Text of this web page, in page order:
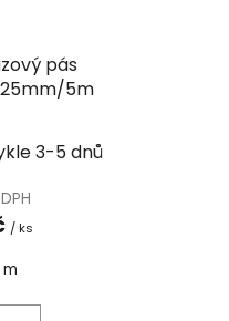
pás
5m
3-5 dnů
/ ks
m